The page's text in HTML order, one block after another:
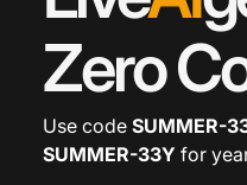
Zero
Use code SUMMER-
SUMMER-33Y for